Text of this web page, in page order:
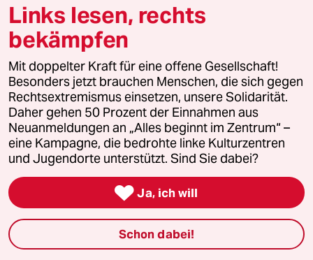
taz Archiv
Mehr taz Angebote
Reisen
Shop
Anzeigen
Links lesen, rechts
bekämpfen
Mit doppelter Kraft für eine offene Gesellschaft!
Besonders jetzt brauchen Menschen, die sich gegen
Rechtsextremismus einsetzen, unsere Solidarität.
Daher gehen 50 Prozent der Einnahmen aus
Neuanmeldungen an „Alles beginnt im Zentrum“ –
eine Kampagne, die bedrohte linke Kulturzentren
und Jugendorte unterstützt. Sind Sie dabei?
 Ja, ich will
Schon dabei!